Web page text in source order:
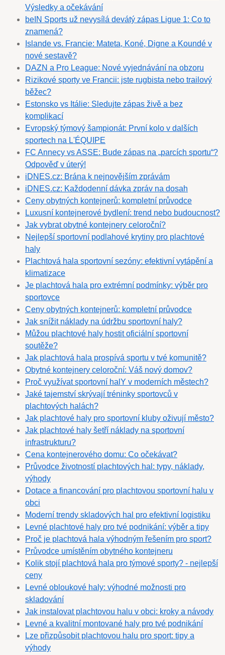
Výsledky a očekávání
beIN Sports už nevysílá devátý zápas Ligue 1: Co to
znamená?
Islande vs. Francie: Mateta, Koné, Digne a Koundé v
nové sestavě?
DAZN a Pro League: Nové vyjednávání na obzoru
Rizikové sporty ve Francii: jste rugbista nebo trailový
běžec?
Estonsko vs Itálie: Sledujte zápas živě a bez
komplikací
Evropský týmový šampionát: První kolo v dalších
sportech na L'ÉQUIPE
FC Annecy vs ASSE: Bude zápas na „parcích sportu“?
Odpověď v úterý!
iDNES.cz: Brána k nejnovějším zprávám
iDNES.cz: Každodenní dávka zpráv na dosah
Ceny obytných kontejnerů: kompletní průvodce
Luxusní kontejnerové bydlení: trend nebo budoucnost?
Jak vybrat obytné kontejnery celoroční?
Nejlepší sportovní podlahové krytiny pro plachtové
haly
Plachtová hala sportovní sezóny: efektivní vytápění a
klimatizace
Je plachtová hala pro extrémní podmínky: výběr pro
sportovce
Ceny obytných kontejnerů: kompletní průvodce
Jak snížit náklady na údržbu sportovní haly?
Můžou plachtové haly hostit oficiální sportovní
soutěže?
Jak plachtová hala prospívá sportu v tvé komunitě?
Obytné kontejnery celoroční: Váš nový domov?
Proč využívat sportovní halY v moderních městech?
Jaké tajemství skrývají tréninky sportovců v
plachtových halách?
Jak plachtové haly pro sportovní kluby oživují město?
Jak plachtové haly šetří náklady na sportovní
infrastrukturu?
Cena kontejnerového domu: Co očekávat?
Průvodce životností plachtových hal: typy, náklady,
výhody
Dotace a financování pro plachtovou sportovní halu v
obci
Moderní trendy skladových hal pro efektivní logistiku
Levné plachtové haly pro tvé podnikání: výběr a tipy
Proč je plachtová hala výhodným řešením pro sport?
Průvodce umístěním obytného kontejneru
Kolik stojí plachtová hala pro týmové sporty? - nejlepší
ceny
Levné obloukové haly: výhodné možnosti pro
skladování
Jak instalovat plachtovou halu v obci: kroky a návody
Levné a kvalitní montované haly pro tvé podnikání
Lze přizpůsobit plachtovou halu pro sport: tipy a
výhody